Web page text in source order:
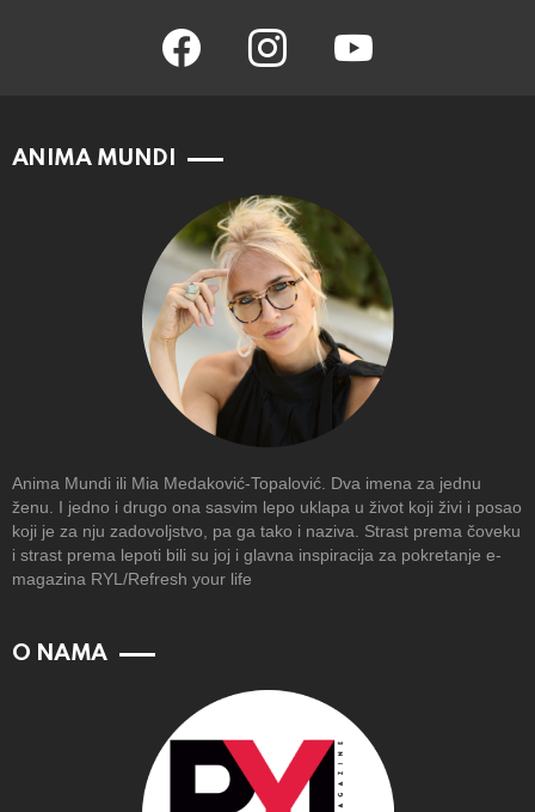
facebook instagram
ANIMA MUNDI
Anima Mundi ili Mia Medaković-Topalović. Dva imena za jednu
ženu. I jedno i drugo ona sasvim lepo uklapa u život koji živi i posao
koji je za nju zadovoljstvo, pa ga tako i naziva. Strast prema čoveku
i strast prema lepoti bili su joj i glavna inspiracija za pokretanje e-
magazina RYL/Refresh your life
O NAMA